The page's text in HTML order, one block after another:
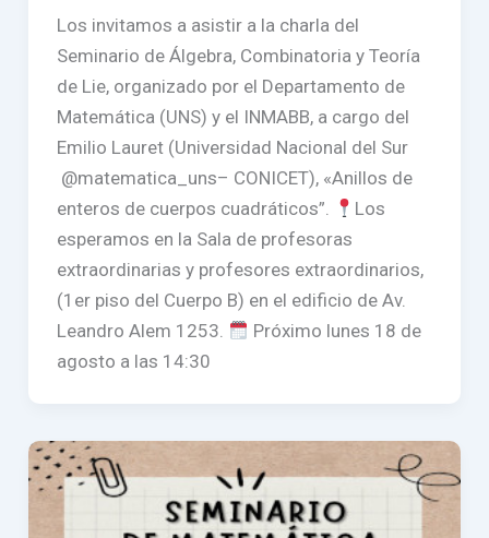
Los invitamos a asistir a la charla del
Seminario de Álgebra, Combinatoria y Teoría
de Lie, organizado por el Departamento de
Matemática (UNS) y el INMABB, a cargo del
Emilio Lauret (Universidad Nacional del Sur
@matematica_uns– CONICET), «Anillos de
enteros de cuerpos cuadráticos”.
Los
esperamos en la Sala de profesoras
extraordinarias y profesores extraordinarios,
(1er piso del Cuerpo B) en el edificio de Av.
Leandro Alem 1253.
Próximo lunes 18 de
agosto a las 14:30